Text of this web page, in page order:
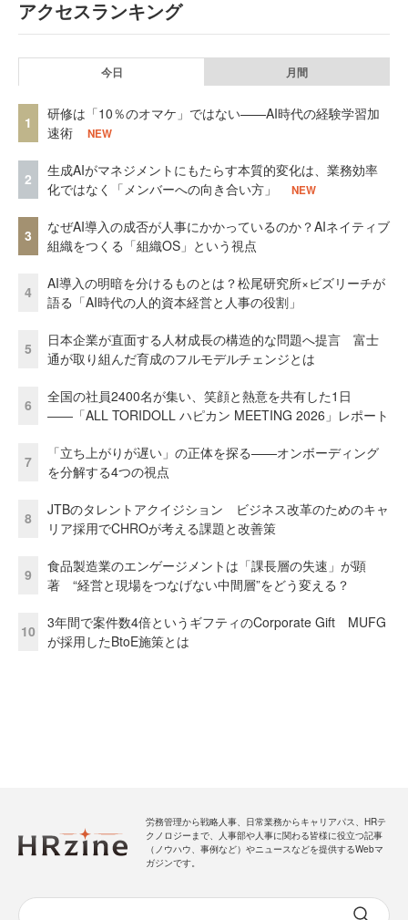
アクセスランキング
今日 月間
1
研修は「10％のオマケ」ではない——AI時代の経験学習加
速術
NEW
2
生成AIがマネジメントにもたらす本質的変化は、業務効率
化ではなく「メンバーへの向き合い方」
NEW
3
なぜAI導入の成否が人事にかかっているのか？AIネイティブ
組織をつくる「組織OS」という視点
4
AI導入の明暗を分けるものとは？松尾研究所×ビズリーチが
語る「AI時代の人的資本経営と人事の役割」
5
日本企業が直面する人材成長の構造的な問題へ提言 富士
通が取り組んだ育成のフルモデルチェンジとは
6
全国の社員2400名が集い、笑顔と熱意を共有した1日
――「ALL TORIDOLL ハピカン MEETING 2026」レポート
7
「立ち上がりが遅い」の正体を探る——オンボーディング
を分解する4つの視点
8
JTBのタレントアクイジション ビジネス改革のためのキャ
リア採用でCHROが考える課題と改善策
9
食品製造業のエンゲージメントは「課長層の失速」が顕
著 “経営と現場をつなげない中間層”をどう変える？
10
3年間で案件数4倍というギフティのCorporate Gift MUFG
が採用したBtoE施策とは
労務管理から戦略人事、日常業務からキャリアパス、HRテ
クノロジーまで、人事部や人事に関わる皆様に役立つ記事
（ノウハウ、事例など）やニュースなどを提供するWebマ
ガジンです。